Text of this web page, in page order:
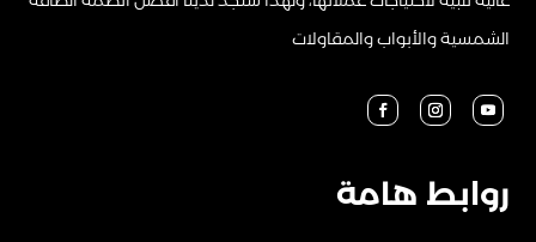
روابط هامة
الشمسية والأبواب والمقاولات